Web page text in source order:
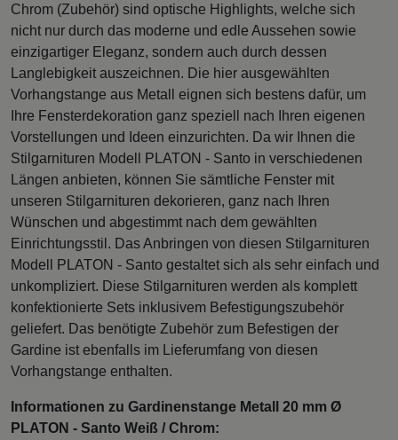
Chrom (Zubehör) sind optische Highlights, welche sich
nicht nur durch das moderne und edle Aussehen sowie
einzigartiger Eleganz, sondern auch durch dessen
Langlebigkeit auszeichnen. Die hier ausgewählten
Vorhangstange aus Metall eignen sich bestens dafür, um
Ihre Fensterdekoration ganz speziell nach Ihren eigenen
Vorstellungen und Ideen einzurichten. Da wir Ihnen die
Stilgarnituren Modell PLATON - Santo in verschiedenen
Längen anbieten, können Sie sämtliche Fenster mit
unseren Stilgarnituren dekorieren, ganz nach Ihren
Wünschen und abgestimmt nach dem gewählten
Einrichtungsstil. Das Anbringen von diesen Stilgarnituren
Modell PLATON - Santo gestaltet sich als sehr einfach und
unkompliziert. Diese Stilgarnituren werden als komplett
konfektionierte Sets inklusivem Befestigungszubehör
geliefert. Das benötigte Zubehör zum Befestigen der
Gardine ist ebenfalls im Lieferumfang von diesen
Vorhangstange enthalten.
Informationen zu Gardinenstange Metall 20 mm Ø
PLATON - Santo Weiß / Chrom: